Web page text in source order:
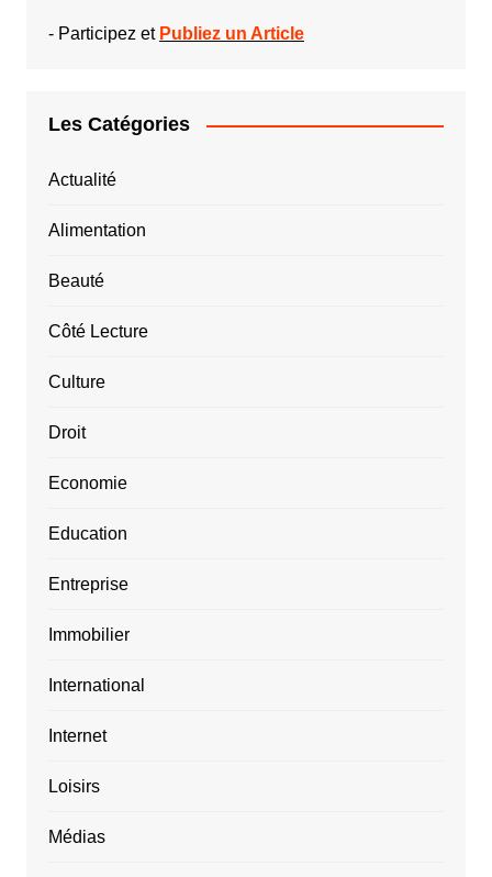
- Participez et Publiez un Article
Les Catégories
Actualité
Alimentation
Beauté
Côté Lecture
Culture
Droit
Economie
Education
Entreprise
Immobilier
International
Internet
Loisirs
Médias